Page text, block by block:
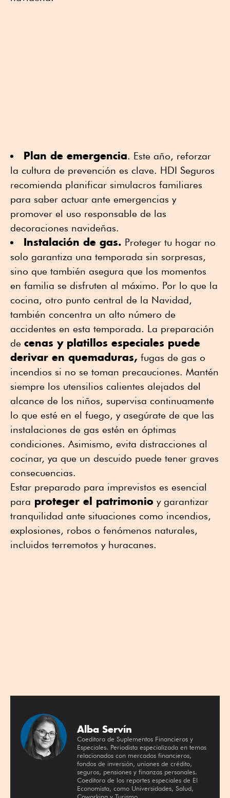
Plan de emergencia. Este año, reforzar
la cultura de prevención es clave. HDI Seguros
recomienda planificar simulacros familiares
para saber actuar ante emergencias y
promover el uso responsable de las
decoraciones navideñas.
Instalación de gas. Proteger tu hogar no
solo garantiza una temporada sin sorpresas,
sino que también asegura que los momentos
en familia se disfruten al máximo. Por lo que la
cocina, otro punto central de la Navidad,
también concentra un alto número de
accidentes en esta temporada. La preparación
de cenas y platillos especiales puede
derivar en quemaduras, fugas de gas o
incendios si no se toman precauciones. Mantén
siempre los utensilios calientes alejados del
alcance de los niños, supervisa continuamente
lo que esté en el fuego, y asegúrate de que las
instalaciones de gas estén en óptimas
condiciones. Asimismo, evita distracciones al
cocinar, ya que un descuido puede tener graves
consecuencias.
Estar preparado para imprevistos es esencial
para proteger el patrimonio y garantizar
tranquilidad ante situaciones como incendios,
explosiones, robos o fenómenos naturales,
incluidos terremotos y huracanes.
Alba Servín
Coeditora de Suplementos Financieros y
Especiales. Periodista especializada en temas
relacionados con mercados financieros,
fondos de inversión, uniones de crédito,
seguros, pensiones y finanzas personales.
Coeditora de los reportes especiales de El
Economista, como Universidades, Salud,